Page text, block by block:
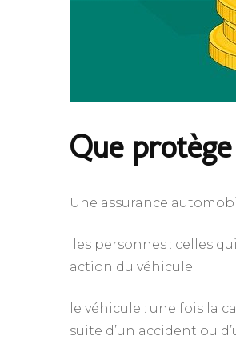
Que
Une assurance
les personnes : celles
action du véhicule
le véhicule : une fois la
suite d’un accident ou